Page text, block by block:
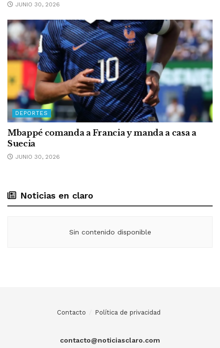
JUNIO 30, 2026
DEPORTES
Mbappé comanda a Francia y manda a casa a
Suecia
JUNIO 30, 2026
Noticias en claro
Sin contenido disponible
Contacto Política de privacidad
contacto@noticiasclaro.com